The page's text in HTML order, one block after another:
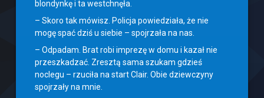
blondynkę i ta westchnęła.
– Skoro tak mówisz. Policja powiedziała, że nie
mogę spać dziś u siebie – spojrzała na nas.
– Odpadam. Brat robi imprezę w domu i kazał nie
przeszkadzać. Zresztą sama szukam gdzieś
noclegu – rzuciła na start Clair. Obie dziewczyny
spojrzały na mnie.